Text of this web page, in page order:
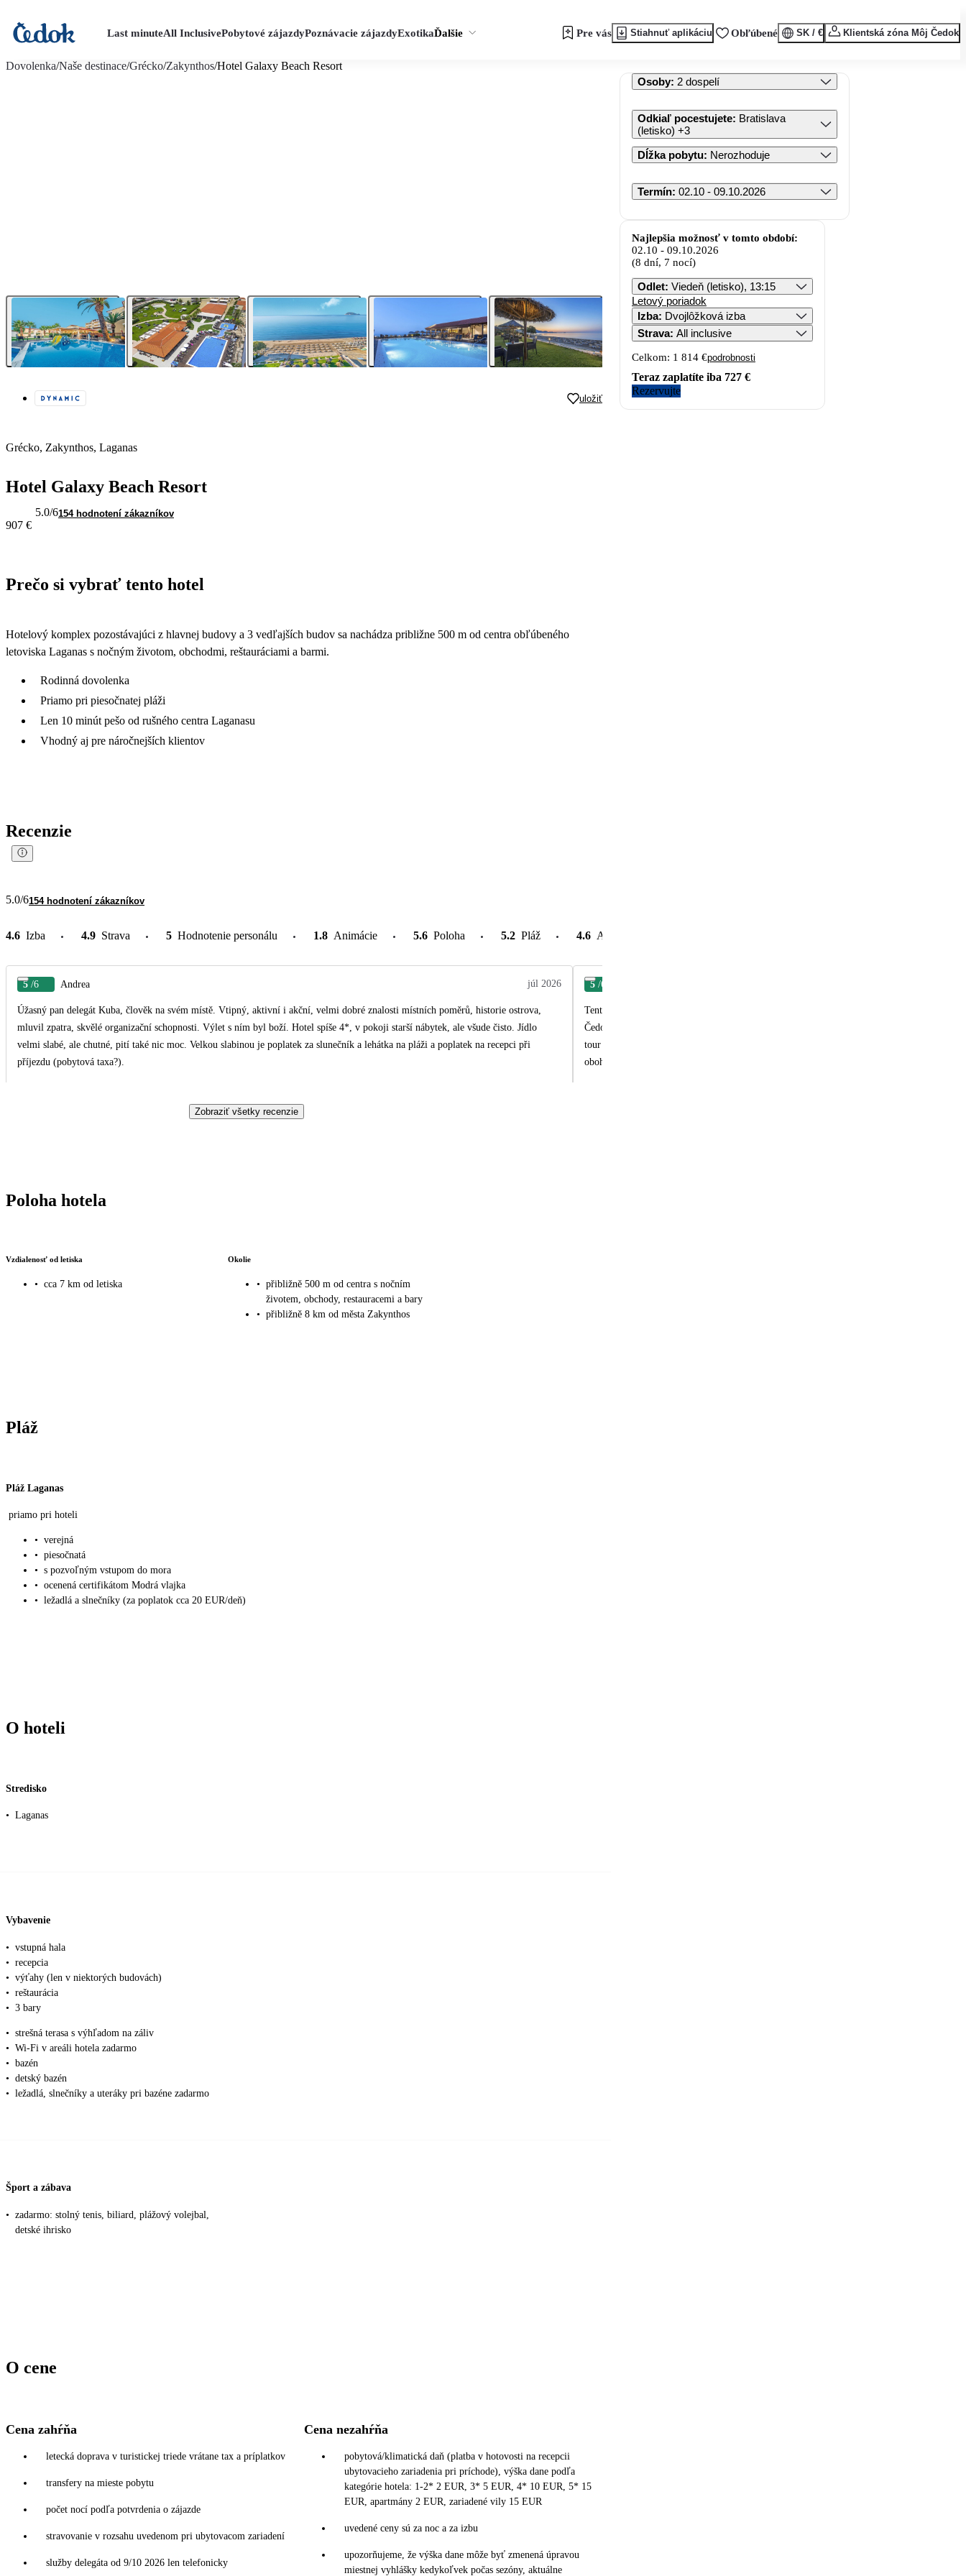
Last minuteAll InclusivePobytové zájazdyPoznávacie zájazdyExotikaĎalšie Pre vás Stiahnuť aplikáciu Obľúbené SK / € Klientská zóna Môj Čedok
Dovolenka/Naše destinace/Grécko/Zakynthos/Hotel Galaxy Beach Resort
uložiť
Grécko, Zakynthos, Laganas
Hotel Galaxy Beach Resort
5.0/6154 hodnotení zákazníkov
907 €
Prečo si vybrať tento hotel
Hotelový komplex pozostávajúci z hlavnej budovy a 3 vedľajších budov sa nachádza približne 500 m od centra obľúbeného
letoviska Laganas s nočným životom, obchodmi, reštauráciami a barmi.
Rodinná dovolenka
Priamo pri piesočnatej pláži
Len 10 minút pešo od rušného centra Laganasu
Vhodný aj pre náročnejších klientov
Recenzie
5.0/6154 hodnotení zákazníkov
4.6 Izba 4.9 Strava 5 Hodnotenie personálu 1.8 Animácie 5.6 Poloha 5.2 Pláž 4.6 Atrakcie v okolí
5 /6 Andrea júl 2026
Úžasný pan delegát Kuba, člověk na svém místě. Vtipný, aktivní i akční, velmi dobré znalosti místních poměrů, historie ostrova,
mluvil zpatra, skvělé organizační schopnosti. Výlet s ním byl boží. Hotel spíše 4*, v pokoji starší nábytek, ale všude čisto. Jídlo
velmi slabé, ale chutné, pití také nic moc. Velkou slabinou je poplatek za slunečník a lehátka na pláži a poplatek na recepci při
příjezdu (pobytová taxa?).
5 /6
Tento zájezd i tento hotel můžeme jen doporučit! Nelíbil se nám hodně vysoký poplatek za
Čedok nic neudělá. Musím ovšem velice pochválit našeho delegáta Kubu. Byli jsme s ním
tour ostrovem. Je sympatický, chytrý, vtipný a znal spoustu zajímavostí o místech a životu
obohatil. Děkuji.
Zobraziť všetky recenzie
Poloha hotela
Vzdialenosť od letiska
• cca 7 km od letiska
Okolie
• přibližně 500 m od centra s nočním
životem, obchody, restauracemi a bary
• přibližně 8 km od města Zakynthos
Pláž
Pláž Laganas
priamo pri hoteli
• verejná
• piesočnatá
• s pozvoľným vstupom do mora
• ocenená certifikátom Modrá vlajka
• ležadlá a slnečníky (za poplatok cca 20 EUR/deň)
O hoteli
Stredisko
• Laganas
Vybavenie
• vstupná hala
• recepcia
• výťahy (len v niektorých budovách)
• reštaurácia
• 3 bary
• strešná terasa s výhľadom na záliv
• Wi-Fi v areáli hotela zadarmo
• bazén
• detský bazén
• ležadlá, slnečníky a uteráky pri bazéne zadarmo
Šport a zábava
• zadarmo: stolný tenis, biliard, plážový volejbal,
detské ihrisko
O cene
Cena zahŕňa
letecká doprava v turistickej triede vrátane tax a príplatkov
transfery na mieste pobytu
počet nocí podľa potvrdenia o zájazde
stravovanie v rozsahu uvedenom pri ubytovacom zariadení
služby delegáta od 9/10 2026 len telefonicky
Cena nezahŕňa
pobytová/klimatická daň (platba v hotovosti na recepcii
ubytovacieho zariadenia pri príchode), výška dane podľa
kategórie hotela: 1-2* 2 EUR, 3* 5 EUR, 4* 10 EUR, 5* 15
EUR, apartmány 2 EUR, zariadené vily 15 EUR
uvedené ceny sú za noc a za izbu
upozorňujeme, že výška dane môže byť zmenená úpravou
miestnej vyhlášky kedykoľvek počas sezóny, aktuálne
Osoby: 2 dospelí
Odkiaľ pocestujete: Bratislava
(letisko) +3
Dĺžka pobytu: Nerozhoduje
Termín: 02.10 - 09.10.2026
Najlepšia možnosť v tomto období:
02.10 - 09.10.2026
(8 dní, 7 nocí)
Odlet: Viedeň (letisko), 13:15
Letový poriadok
Izba: Dvojlôžková izba
Strava: All inclusive
Celkom: 1 814 €podrobnosti
Teraz zaplatíte iba 727 €
Rezervujte